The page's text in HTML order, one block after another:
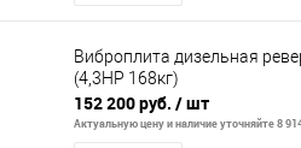
Виброплита дизельная
(4,3НР 168кг)
152 200 руб. / шт
Актуальную цену и наличие уточняйте 8